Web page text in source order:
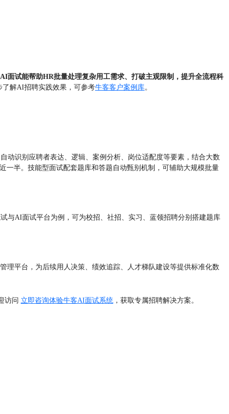
面试能帮助HR批量处理复杂用工需求、打破主观限制，提升全流程科
解AI招聘实践效果，可参考牛客客户案例库。
动识别应聘者表达、逻辑、案例分析、岗位适配度等要素，结合大数
一半。技能型面试配套题库和答题自动甄别机制，可辅助大规模批量
与AI面试平台为例，可为校招、社招、实习、蓝领招聘分别搭建题库
理平台，为后续用人决策、绩效追踪、人才梯队建设等提供标准化数
访问 立即咨询体验牛客AI面试系统 ，获取专属招聘解决方案。